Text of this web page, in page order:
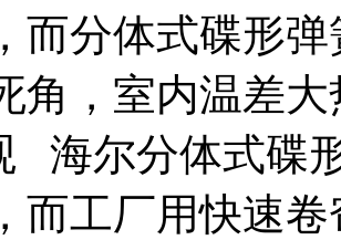
而分体式碟形
角，室内温差
海尔分体式碟
而工厂用快速